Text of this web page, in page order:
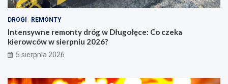
DROGI REMONTY
Intensywne remonty dróg w Długołęce: Co czeka
kierowców w sierpniu 2026?
5 sierpnia 2026